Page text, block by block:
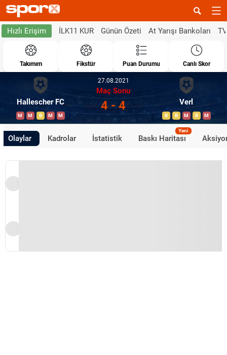
Hızlı Erişim İLK11 KUR Günün Özeti At Yarışı Bankoları
Takımım Fikstür Puan Durumu Canlı Skor
Hallescher FC
M M B M M
27.08.2021
Maç Sonu
4 - 4 Verl
B B M B M
Olaylar Kadrolar İstatistik Baskı Haritası
Yeni